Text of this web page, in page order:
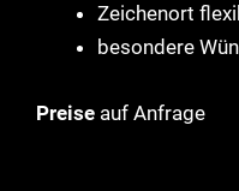
Zeichenort
besondere
Preise auf Anfrage